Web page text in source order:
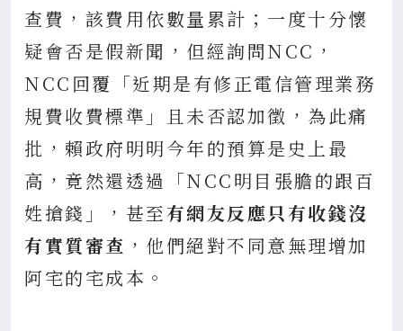
查費，該費用依數量累計；一度十分懷
疑會否是假新聞，但經詢問NCC，
NCC回覆「近期是有修正電信管理業務
規費收費標準」且未否認加徵，為此痛
批，賴政府明明今年的預算是史上最
高，竟然還透過「NCC明目張膽的跟百
姓搶錢」，甚至有網友反應只有收錢沒
有實質審查 ，他們絕對不同意無理增加
阿宅的宅成本。